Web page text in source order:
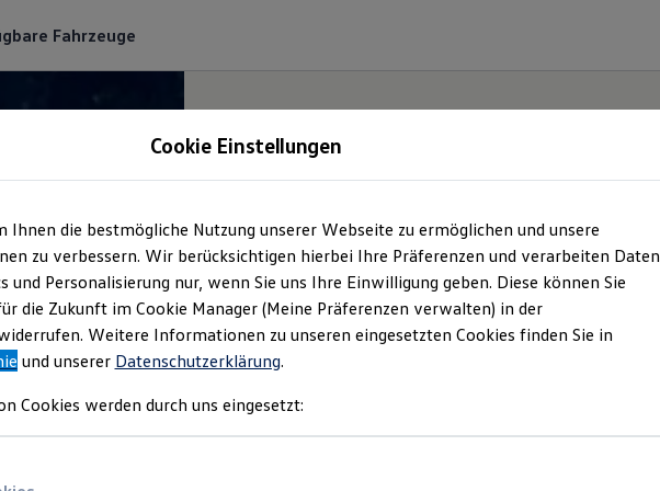
Fahrzeuge
Cookie Einstellungen
Ihnen die bestmögliche Nutzung unserer Webseite zu ermöglichen und unsere
zu verbessern. Wir berücksichtigen hierbei Ihre Präferenzen und verarbeiten Daten
Personalisierung nur, wenn Sie uns Ihre Einwilligung geben. Diese können Sie
die Zukunft im Cookie Manager (Meine Präferenzen verwalten) in der
Weitere Informationen zu unseren eingesetzten Cookies finden Sie in
und unserer Datenschutzerklärung.
Cookies werden durch uns eingesetzt: